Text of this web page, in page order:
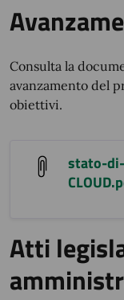
Consulta la
avanzamento del
obiettivi.
stato-
Atti